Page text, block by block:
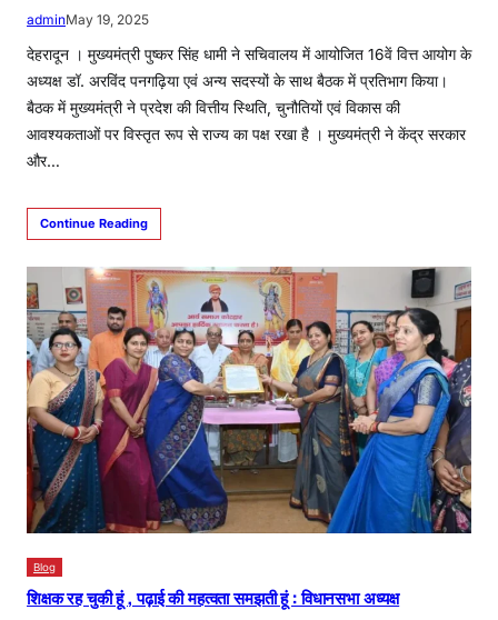
adminMay 19, 2025
देहरादून । मुख्यमंत्री पुष्कर सिंह धामी ने सचिवालय में आयोजित 16वें वित्त आयोग के
अध्यक्ष डॉ. अरविंद पनगढ़िया एवं अन्य सदस्यों के साथ बैठक में प्रतिभाग किया।
बैठक में मुख्यमंत्री ने प्रदेश की वित्तीय स्थिति, चुनौतियों एवं विकास की
आवश्यकताओं पर विस्तृत रूप से राज्य का पक्ष रखा है । मुख्यमंत्री ने केंद्र सरकार
और…
Continue Reading
Blog
शिक्षक रह चुकी हूं , पढ़ाई की महत्वता समझती हूं : विधानसभा अध्यक्ष